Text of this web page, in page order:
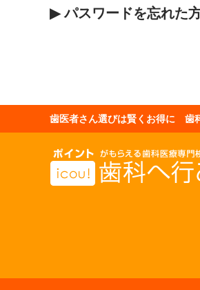
▶ パスワードを忘れた
歯医者さん選びは賢くお得に 歯